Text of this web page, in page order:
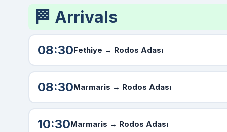
🏁 Arrivals
08:30Fethiye → Rodos Adası
08:30Marmaris → Rodos Adası
10:30Marmaris → Rodos Adası